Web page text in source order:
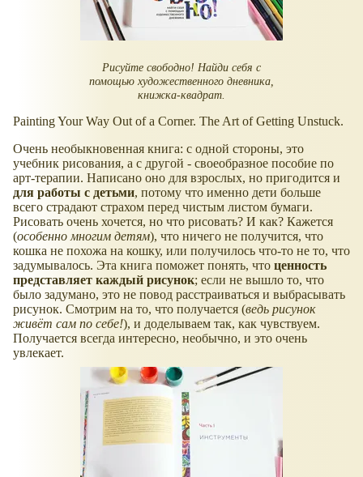
Рисуйте свободно! Найди себя с
помощью художественного дневника,
книжка-квадрат.
Painting Your Way Out of a Corner. The Art of Getting Unstuck.
Очень необыкновенная книга: с одной стороны, это
учебник рисования, а с другой - своеобразное пособие по
арт-терапии. Написано оно для взрослых, но пригодится и
для работы с детьми, потому что именно дети больше
всего страдают страхом перед чистым листом бумаги.
Рисовать очень хочется, но что рисовать? И как? Кажется
(особенно многим детям), что ничего не получится, что
кошка не похожа на кошку, или получилось что-то не то, что
задумывалось. Эта книга поможет понять, что ценность
представляет каждый рисунок; если не вышло то, что
было задумано, это не повод расстраиваться и выбрасывать
рисунок. Смотрим на то, что получается (ведь рисунок
живёт сам по себе!), и доделываем так, как чувствуем.
Получается всегда интересно, необычно, и это очень
увлекает.